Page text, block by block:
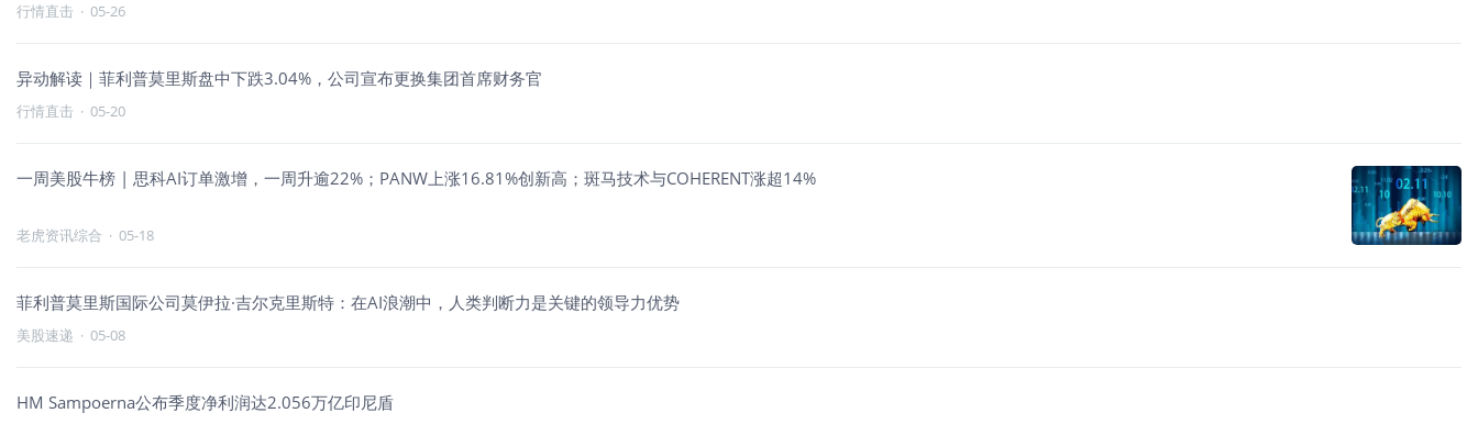
行情直击 · 05-26
异动解读｜菲利普莫里斯盘中下跌3.04%，公司宣布更换集团首席财务官
行情直击 · 05-20
一周美股牛榜 | 思科AI订单激增，一周升逾22%；PANW上涨16.81%创新高；斑马技术与COHERENT涨超14%
老虎资讯综合 · 05-18
菲利普莫里斯国际公司莫伊拉·吉尔克里斯特：在AI浪潮中，人类判断力是关键的领导力优势
美股速递 · 05-08
HM Sampoerna公布季度净利润达2.056万亿印尼盾